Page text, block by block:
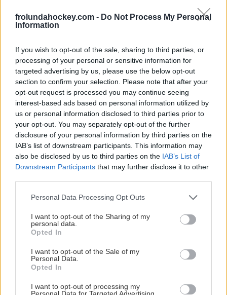
frolundahockey.com - Do Not Process My Personal
Information
If you wish to opt-out of the sale, sharing to third parties, or
processing of your personal or sensitive information for
targeted advertising by us, please use the below opt-out
section to confirm your selection. Please note that after your
opt-out request is processed you may continue seeing
interest-based ads based on personal information utilized by
us or personal information disclosed to third parties prior to
your opt-out. You may separately opt-out of the further
disclosure of your personal information by third parties on the
IAB’s list of downstream participants. This information may
also be disclosed by us to third parties on the IAB’s List of
Downstream Participants that may further disclose it to other
Please note that this website/app uses one or more Google
not limited to your visit or usage behaviour. You may click to
grant or deny consent to Google and its third-party tags to
use your data for below specified purposes in below Google
consent section.
Personal Data Processing Opt Outs
I want to opt-out of the Sharing of my
personal data.
Opted In
I want to opt-out of the Sale of my
Personal Data.
Opted In
I want to opt-out of processing my
Personal Data for Targeted Advertising.
SÄSONGENS TEMAMATCHER ÄR SATTA